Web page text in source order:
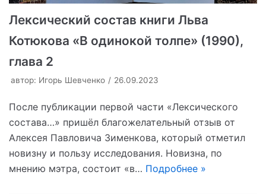
Лексический состав книги Льва
Котюкова «В одинокой толпе» (1990),
глава 2
автор: Игорь Шевченко 26.09.2023
После публикации первой части «Лексического
состава…» пришёл благожелательный отзыв от
Алексея Павловича Зименкова, который отметил
новизну и пользу исследования. Новизна, по
мнению мэтра, состоит «в… Подробнее »